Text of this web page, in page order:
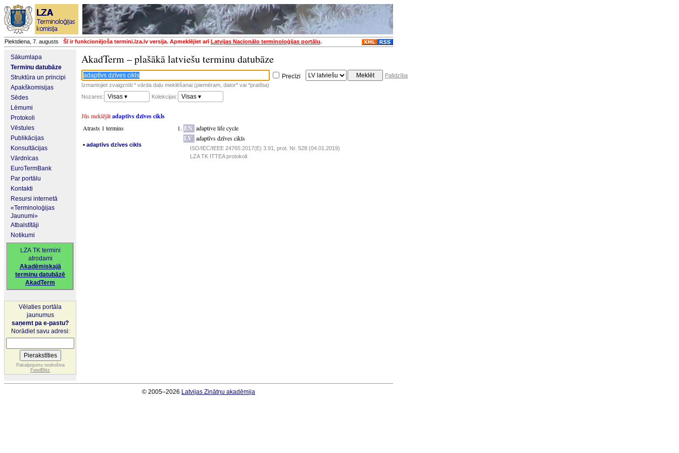
Piektdiena, 7. augusts Šī ir funkcionējoša termini.lza.lv versija. Apmeklējiet arīLatvijas Nacionālo terminoloģijas portālu.
Sākumlapa
Terminu datubāze
Struktūra un principi
Apakškomisijas
Sēdes
Lēmumi
Protokoli
Vēstules
Publikācijas
Konsultācijas
Vārdnīcas
EuroTermBank
Par portālu
Kontakti
Resursi internetā
«Terminoloģijas
Jaunumi»
Atbalstītāji
Notikumi
LZA TK termini
atrodami
Akadēmiskajā
terminu datubāzē
AkadTerm
Vēlaties portāla
jaunumus
saņemt pa e-pastu?
Norādiet savu adresi:
Pakalpojumu nodrošina
FeedBlitz
AkadTerm – plašākā latviešu terminu datubāze
Precīzi
Palīdzība
Izmantojiet zvaigznīti * vārda daļu meklēšanai (piemēram, dator* vai *pratība)
Nozares:
Visas ▾ Kolekcijas: Visas ▾
Jūs meklējātadaptīvs dzīves cikls
Atrasts 1 termins
▪ adaptīvs dzīves cikls
EN adaptive life cycle
LV adaptīvs dzīves cikls
ISO/IEC/IEEE 24765:2017(E) 3.91, prot. Nr. 528 (04.01.2019)
LZA TK ITTEA protokoli
© 2005–2026 Latvijas Zinātņu akadēmija